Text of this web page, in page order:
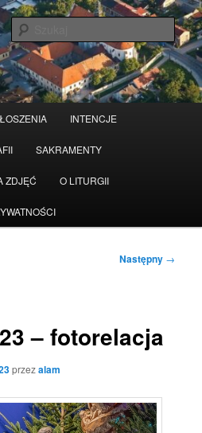
INTENCJE
SAKRAMENTY
ZDJĘĆ O LITURGII
Następny →
– fotorelacja
przezalam
Czytaj więcej odrzuć